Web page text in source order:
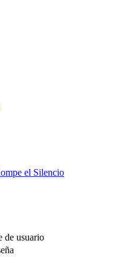
el Silencio
de usuario